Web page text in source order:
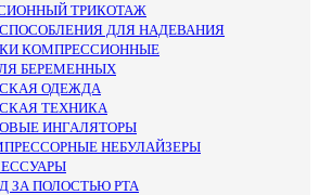
ТРИКОТАЖ
ДЛЯ НАДЕВАНИЯ
КОМПРЕССИОННЫЕ
БЕРЕМЕННЫХ
ОДЕЖДА
ТЕХНИКА
ИНГАЛЯТОРЫ
НЕБУЛАЙЗЕРЫ
ЗА ПОЛОСТЬЮ РТА